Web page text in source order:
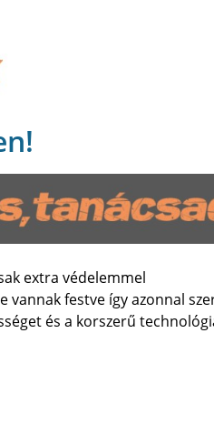
extra védelemmel
festve így azonnal
és a korszerű